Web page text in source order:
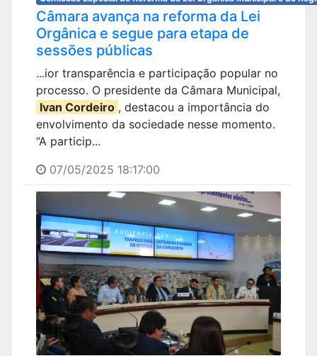
Câmara avança na reforma da Lei
Orgânica e segue para etapa de
sessões públicas
...ior transparência e participação popular no
processo. O presidente da Câmara Municipal,
Ivan Cordeiro , destacou a importância do
envolvimento da sociedade nesse momento.
“A particip...
07/05/2025 18:17:00